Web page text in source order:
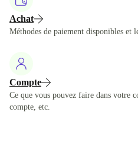
Achat
Méthodes de paiement disponibles et
Compte
Ce que vous pouvez faire dans votre
compte, etc.